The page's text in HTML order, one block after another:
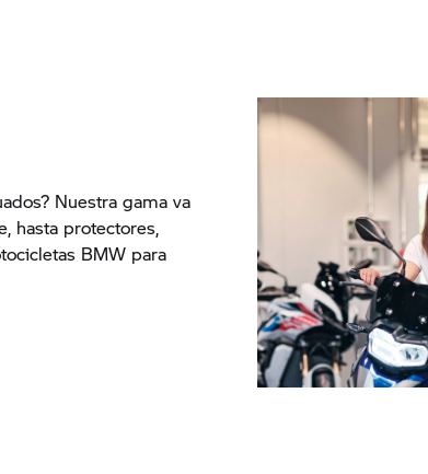
Nuestra gama va
hasta protectores,
BMW para